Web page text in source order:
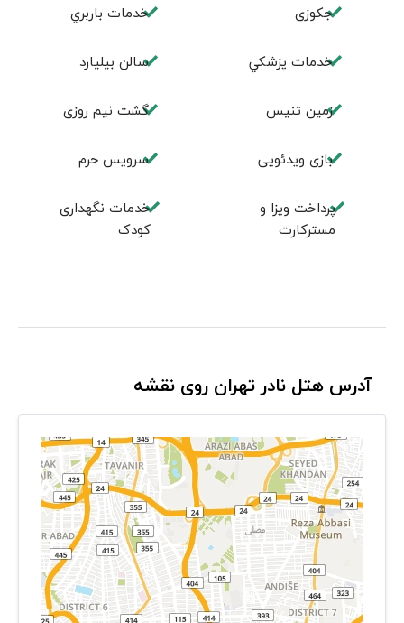
جكوزی خدمات باربري
خدمات پزشكي سالن بيليارد
زمين تنيس گشت نیم روزی
بازی ویدئویی سرویس حرم
پرداخت ویزا و
مسترکارت
خدمات نگهداری
کودک
آدرس هتل نادر تهران روی نقشه